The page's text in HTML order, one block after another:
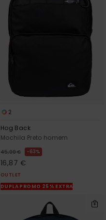
2
Hog Back
Mochila Preto homem
45,00 € 63%
16,87 €
OUTLET
DUPLA PROMO 25% EXTRA